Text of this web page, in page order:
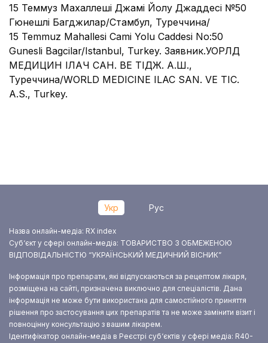
15 Теммуз Махаллеші Джамі Йолу Джаддесі №50
Гюнешлі Багджилар/Стамбул, Туреччина/
15 Temmuz Mahallesi Cami Yolu Caddesi No:50
Gunesli Bagcilar/Istanbul, Turkey. Заявник.УОРЛД
МЕДИЦИН ІЛАЧ САН. ВЕ ТІДЖ. A.Ш.,
Туреччина/WORLD MEDICINE ILAC SAN. VE TIC.
A.S., Turkey.
Укр Рус
Назва онлайн-медіа: RX index
Суб‘єкт у сфері онлайн-медіа: ТОВАРИСТВО З ОБМЕЖЕНОЮ
ВІДПОВІДАЛЬНІСТЮ “УКРАЇНСЬКИЙ МЕДИЧНИЙ ВІСНИК”
Інформація про препарати, які відпускаються за рецептом лікаря,
розміщена на сайті, призначена виключно для спеціалістів. Дана
інформація не може бути використана для самостійного приняття
рішення про застосування цих препаратів та не може замінити візит і
повноцінну консультацію з вашим лікарем.
Ідентифікатор онлайн-медіа в Реєстрі суб‘єктів у сфері медіа: R40-